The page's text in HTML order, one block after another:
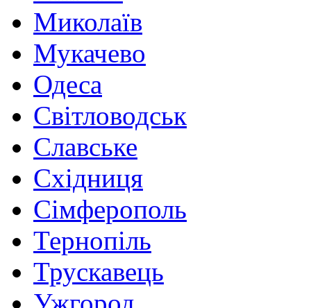
Миколаїв
Мукачево
Одеса
Світловодськ
Славське
Східниця
Сімферополь
Тернопіль
Трускавець